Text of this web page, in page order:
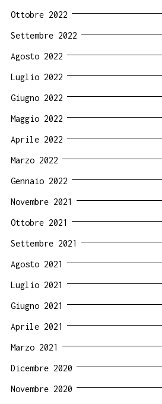
Ottobre 2022
Settembre 2022
Agosto 2022
Luglio 2022
Giugno 2022
Maggio 2022
Aprile 2022
Marzo 2022
Gennaio 2022
Novembre 2021
Ottobre 2021
Settembre 2021
Agosto 2021
Luglio 2021
Giugno 2021
Aprile 2021
Marzo 2021
Dicembre 2020
Novembre 2020